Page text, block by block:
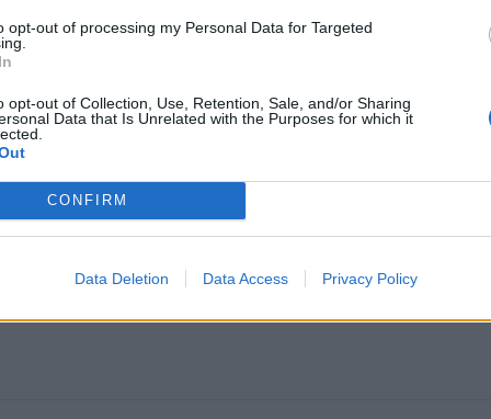
opt-out of processing my Personal Data for Targeted
opt-out of Collection, Use, Retention, Sale, and/or Sharing
Data that Is Unrelated with the Purposes for which it
CONFIRM
Data Deletion Data Access Privacy Policy
Pelių ir žiurkių baubas: kas graužikus gąsdina labiau nei
nuodai